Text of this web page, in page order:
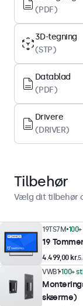
Paneltype
IPS-LCD
LED
Skærmoverflade
Hærdet glas
Understøttede
Maksimal
Minimum
1 nit
Kontrast
3000:1
Betragtningsvinkel
(PDF)
3D-tegning
(STP)
Datablad
(PDF)
Drivere
(DRIVER)
Tilbehør
Vælg dit tilbehør
19TS7M
19
4.499,00 kr.
VWB1 100+
skærme)